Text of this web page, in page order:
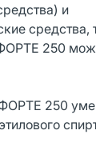
и
средства,
250
250